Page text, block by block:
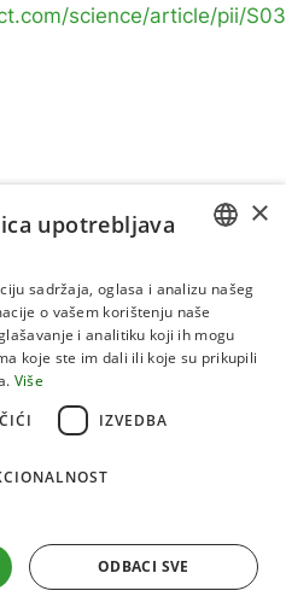
science/article/pii/
krša
ENGLISH
×
upotrebljava
sadržaja, oglasa i analizu našeg
o vašem korištenju naše
i analitiku koji ih mogu
koje ste im dali ili koje su prikupili
Više
IZVEDBA
ODBACI SVE